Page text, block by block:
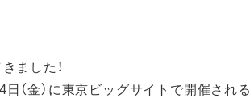
ました！
日（金）に東京ビッグサイトで開催される